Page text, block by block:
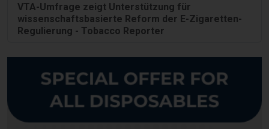
VTA-Umfrage zeigt Unterstützung für
wissenschaftsbasierte Reform der E-Zigaretten-
Regulierung - Tobacco Reporter